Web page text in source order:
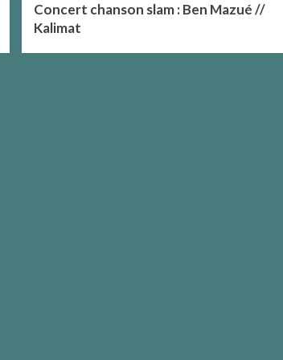
Concert chanson slam : Ben Mazué //
Kalimat